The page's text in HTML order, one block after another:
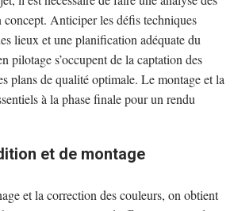
Anticiper les défis techniques
lieux et une planification adéquate du
pilotage s’occupent de la captation des
plans de qualité optimale. Le montage et la
à la phase finale pour un rendu
et de montage
et la correction des couleurs, on obtient